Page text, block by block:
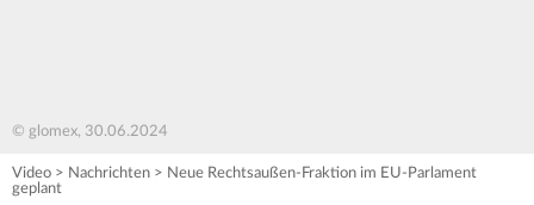
© glomex, 30.06.2024
Video > Nachrichten > Neue Rechtsaußen-Fraktion im EU-Parlament
geplant